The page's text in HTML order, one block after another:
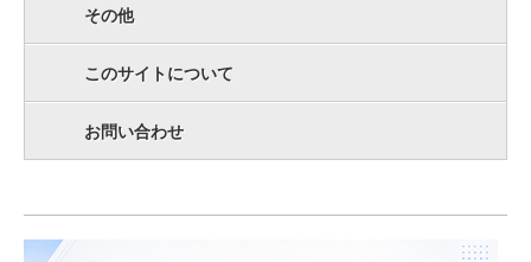
その他
このサイトについて
お問い合わせ